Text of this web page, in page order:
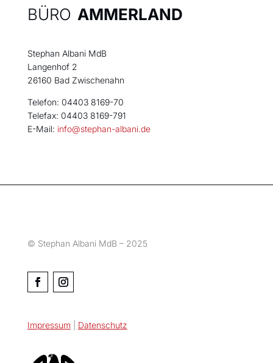
BÜRO AMMERLAND
Stephan Albani MdB
Langenhof 2
26160 Bad Zwischenahn
Telefon: 04403 8169-70
Telefax: 04403 8169-791
E-Mail: info@stephan-albani.de
© Stephan Albani MdB – 2025
Impressum Datenschutz